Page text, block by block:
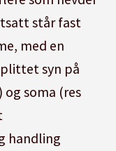
står fast
med en
syn på
og soma (res
handling